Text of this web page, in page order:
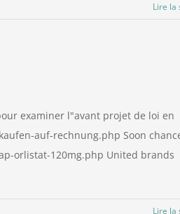
Lire la
examiner l"avant projet de loi en
auf-rechnung.php Soon
orlistat-120mg.php United brands
Lire la